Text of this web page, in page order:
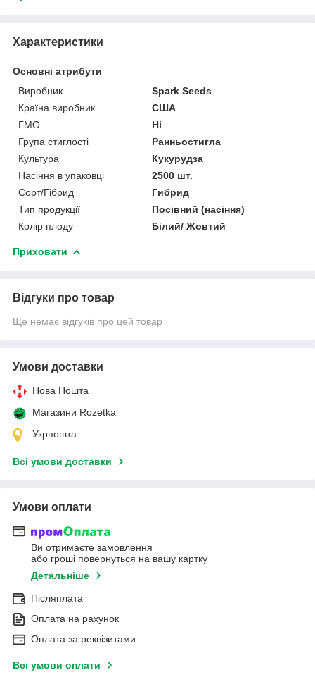
Характеристики
Основні атрибути
Виробник
Spark Seeds
Країна виробник
США
ГМО
Ні
Група стиглості
Ранньостигла
Культура
Кукурудза
Насіння в упаковці
2500 шт.
Сорт/Гібрид
Гибрид
Тип продукції
Посівний (насіння)
Колір плоду
Білий/ Жовтий
Приховати
Відгуки про товар
Ще немає відгуків про цей товар
Умови доставки
Нова Пошта
Магазини Rozetka
Укрпошта
Всі умови доставки
Умови оплати
Ви отримаєте замовлення
або гроші повернуться на вашу картку
Детальніше
Післяплата
Оплата на рахунок
Оплата за реквізитами
Всі умови оплати